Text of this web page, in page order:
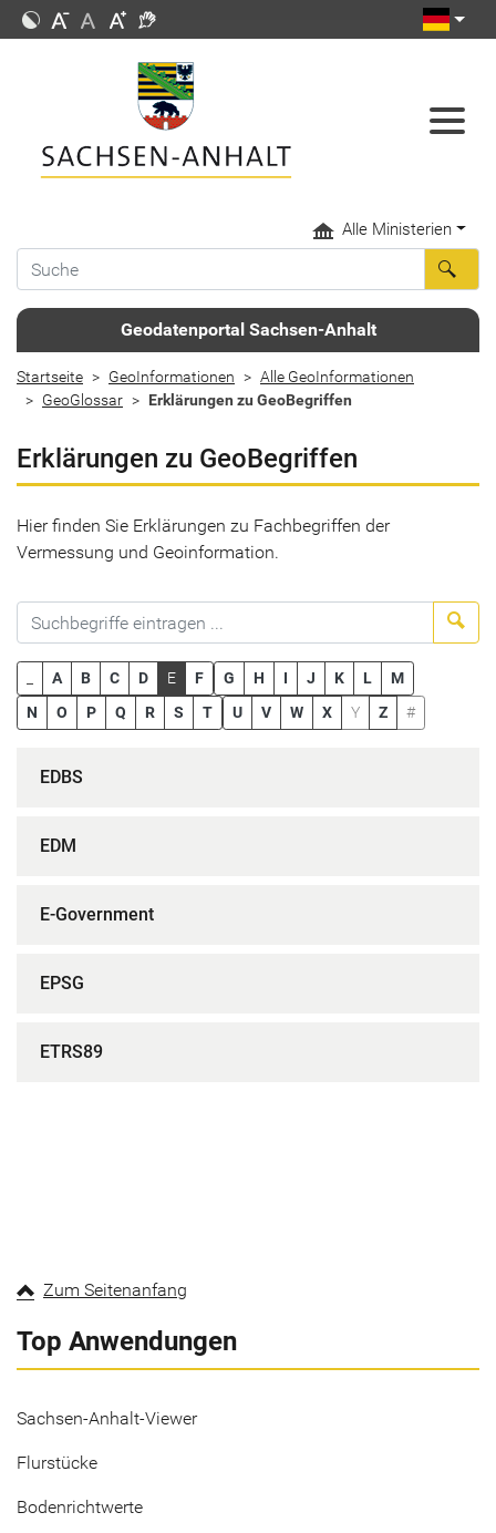
Alle Ministerien
Geodatenportal Sachsen-Anhalt
Startseite GeoInformationen
Alle GeoInformationen
GeoGlossar
Erklärungen zu GeoBegriffen
Erklärungen zu GeoBegriffen
Hier finden Sie Erklärungen zu Fachbegriffen der
Vermessung und Geoinformation.
A B C D E F G H I J K L
M
N
O P Q R S T U V W X Y Z #
EDBS
EDM
E-Government
EPSG
ETRS89
Zum Seitenanfang
Top Anwendungen
Sachsen-Anhalt-Viewer
Flurstücke
Bodenrichtwerte